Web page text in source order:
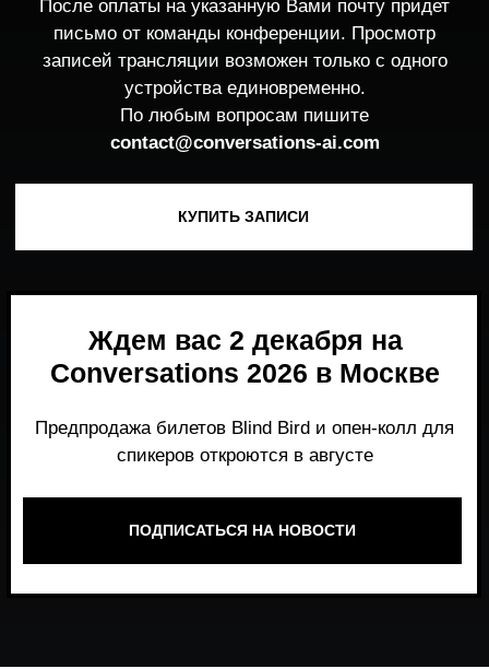
Ждем вас 2 декабря на
Conversations 2026 в Москве
ПОДПИСАТЬСЯ НА НОВОСТИ
Место, где можно получить честный,
работает и формирует рынок генеративного